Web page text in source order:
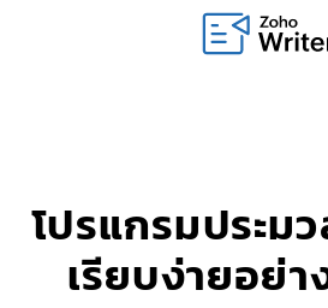
โปรแกรมประม
เรียบง่ายอย่